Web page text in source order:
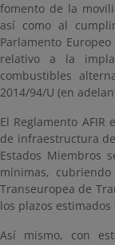
fomento de la
así como al
Parlamento
relativo a la
combustibles
2014/94/U (en
El Reglamento
de infraestructura
Estados Miembros
mínimas,
Transeuropea de
los plazos
Así mismo, con